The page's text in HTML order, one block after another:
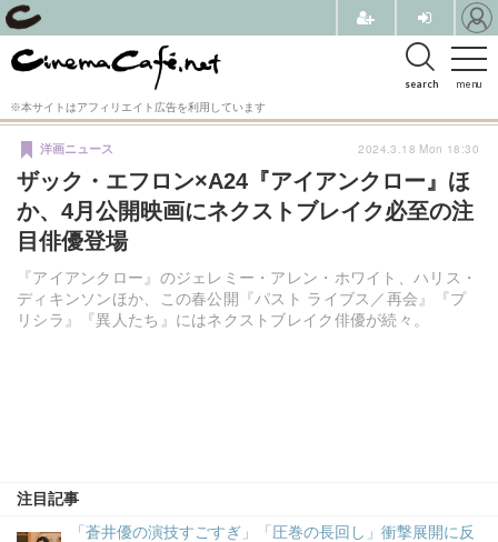
menu
search
※本サイトはアフィリエイト広告を利用しています
ザック・エフロン×A24『アイアンクロー』ほ
か、4月公開映画にネクストブレイク必至の注
目俳優登場
『アイアンクロー』のジェレミー・アレン・ホワイト、ハリス・
ディキンソンほか、この春公開『パスト ライブス／再会』『プ
リシラ』『異人たち』にはネクストブレイク俳優が続々。
洋画ニュース
注目記事
「蒼井優の演技すごすぎ」「圧巻の長回し」衝撃展開に反
2024.3.18 Mon 18:30